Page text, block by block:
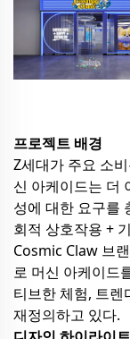
프로젝트 배경
Z세대가 주요 소
신 아케이드는 더
성에 대한 요구를
회적 상호작용 +
Cosmic Claw 브
로 머신 아케이드
티브한 체험, 트
재정의하고 있다.